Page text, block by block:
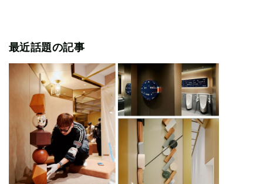
最近話題の記事